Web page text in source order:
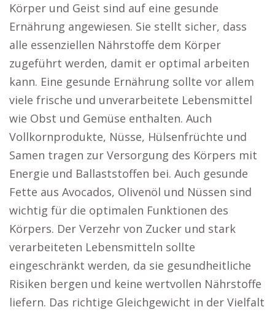
Körper und Geist sind auf eine gesunde
Ernährung angewiesen. Sie stellt sicher, dass
alle essenziellen Nährstoffe dem Körper
zugeführt werden, damit er optimal arbeiten
kann. Eine gesunde Ernährung sollte vor allem
viele frische und unverarbeitete Lebensmittel
wie Obst und Gemüse enthalten. Auch
Vollkornprodukte, Nüsse, Hülsenfrüchte und
Samen tragen zur Versorgung des Körpers mit
Energie und Ballaststoffen bei. Auch gesunde
Fette aus Avocados, Olivenöl und Nüssen sind
wichtig für die optimalen Funktionen des
Körpers. Der Verzehr von Zucker und stark
verarbeiteten Lebensmitteln sollte
eingeschränkt werden, da sie gesundheitliche
Risiken bergen und keine wertvollen Nährstoffe
liefern. Das richtige Gleichgewicht in der Vielfalt